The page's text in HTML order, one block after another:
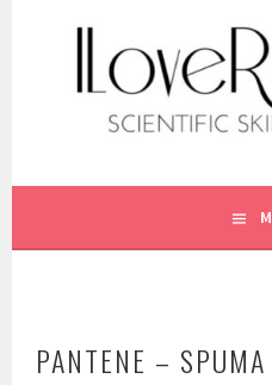
SCIENTIFIC SKINCARE
PANTENE –